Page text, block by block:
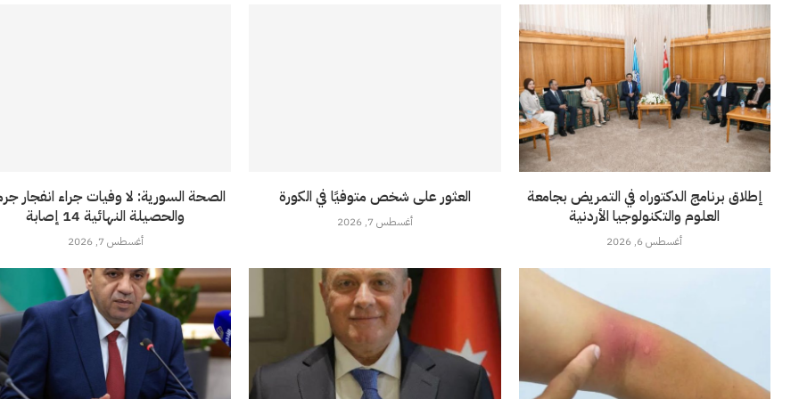
الصحة السورية: لا وفيات جراء انفجار
والحصيلة النهائية 14 إصابة
أغسطس 7, 2026
العثور على شخص متوفيًا في الكورة
أغسطس 7, 2026
إطلاق برنامج الدكتوراه في التمريض بجامعة
العلوم والتكنولوجيا الأردنية
أغسطس 6, 2026